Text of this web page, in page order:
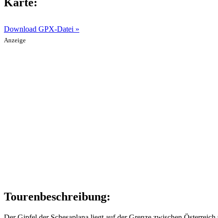
Download GPX-Datei »
Anzeige
Tourenbeschreibung: